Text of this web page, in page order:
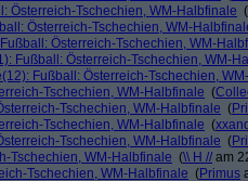
Österreich-Tschechien, WM-Halbfinale (
Österreich-Tschechien, WM-
Österreich-Tschechien, WM-
Fußball: Österreich-Tschechien, WM-
Fußball: Österreich-Tschechien,
Tschechien, WM-Halbfinale (
Tschechien, WM-Halbfinale (
Tschechien, WM-Halbfinale (
Tschechien, WM-Halbfinale (
Tschechien, WM-Halbfinale (\\ H // am
Tschechien, WM-Halbfinale (Primus